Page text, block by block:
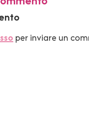
per inviare un